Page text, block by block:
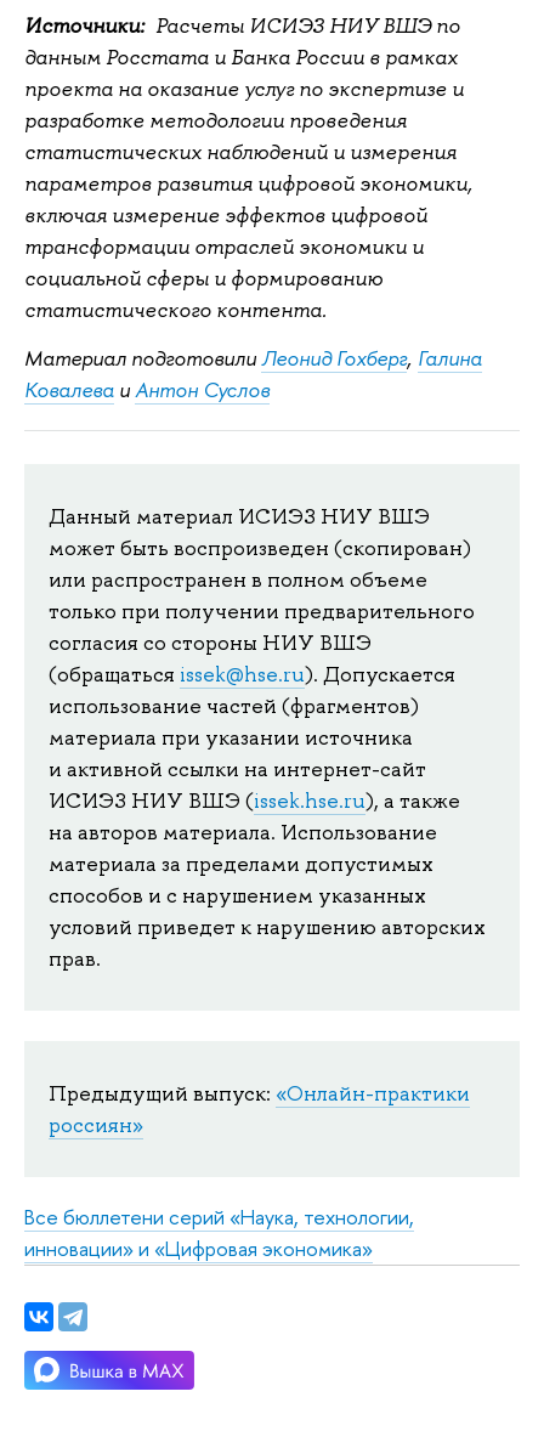
Источники:Расчеты ИСИЭЗ НИУ ВШЭ по
данным Росстата и Банка России в рамках
проекта на оказание услуг по экспертизе и
разработке методологии проведения
статистических наблюдений и измерения
параметров развития цифровой экономики,
включая измерение эффектов цифровой
трансформации отраслей экономики и
социальной сферы и формированию
статистического контента.
Материал подготовилиЛеонид Гохберг, Галина
Ковалева иАнтон Суслов
Данный материал ИСИЭЗ НИУ ВШЭ
может быть воспроизведен (скопирован)
или распространен в полном объеме
только при получении предварительного
согласия со стороны НИУ ВШЭ
(обращаться issek@hse.ru). Допускается
использование частей (фрагментов)
материала при указании источника
и активной ссылки на интернет-сайт
ИСИЭЗ НИУ ВШЭ (issek.hse.ru), а также
на авторов материала. Использование
материала за пределами допустимых
способов и с нарушением указанных
условий приведет к нарушению авторских
прав.
Предыдущий выпуск: «Онлайн-практики
россиян»
Все бюллетени серий «Наука, технологии,
инновации» и «Цифровая экономика»